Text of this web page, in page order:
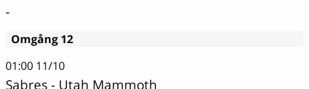
-
Omgång 12
01:00 11/10
Sabres - Utah Mammoth